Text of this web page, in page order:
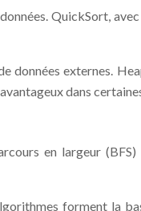
QuickSort,
externes.
dans
en largeur
forment la